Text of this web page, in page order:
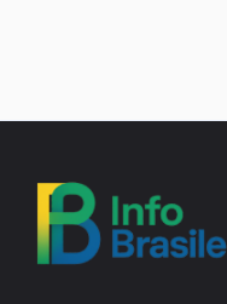
contenuto